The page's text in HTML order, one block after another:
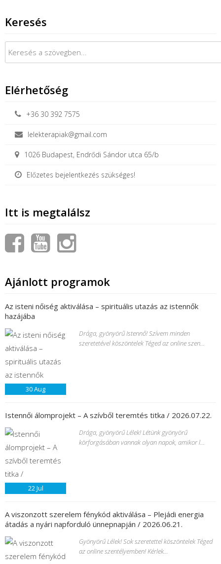
Keresés
Keresés:
Elérhetőség
+36 30 392 7575
lelekterapiak@gmail.com
1026 Budapest, Endrődi Sándor utca 65/b
Előzetes bejelentkezés szükséges!
Itt is megtalálsz
Ajánlott programok
Az isteni nőiség aktiválása – spirituális utazás az istennők
hazájába
30Aug
Drága, gyönyörű Istennő! Szívem minden
szeretetével köszöntelek Téged az online szen...
Istennői álomprojekt – A szívből teremtés titka / 2026.07.22.
22Jul
Drága, gyönyörű Lélek! Létünk gyönyörű
körforgásában vannak olyan napok, amikor l...
A viszonzott szerelem fénykód aktiválása – Plejádi energia
átadás a nyári napforduló ünnepnapján / 2026.06.21.
Gyönyörű Lélek! Sok szeretettel köszöntelek Téged
az online szentélyemben! Kérlek...